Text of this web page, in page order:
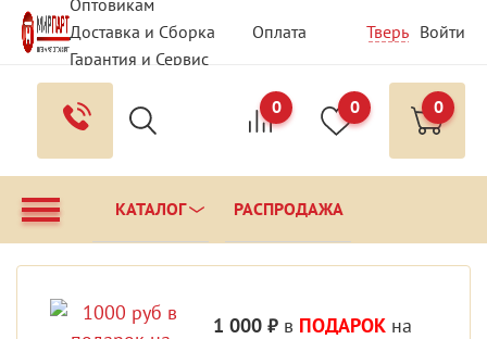
Оптовикам
Доставка и Сборка
Оплата
Гарантия и Сервис
Вопрос - Ответ
Контакты
Тверь Войти
0 0 0
КАТАЛОГ РАСПРОДАЖА
1 000 ₽ в ПОДАРОК на